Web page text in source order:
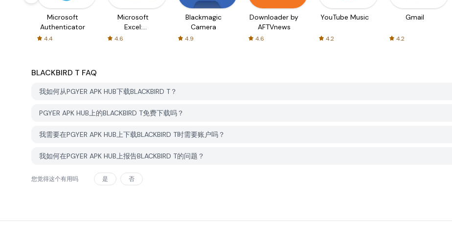
Microsoft
Authenticator
4.4
Microsoft
Excel:
Spreadsheets
4.6
Blackmagic
Camera
4.9
Downloader by
AFTVnews
4.6
YouTube Music
4.2
Gmail
4.2
BLACKBIRD T FAQ
我如何从PGYER APK HUB下载BLACKBIRD T？
PGYER APK HUB上的BLACKBIRD T免费下载吗？
我需要在PGYER APK HUB上下载BLACKBIRD T时需要账户吗？
我如何在PGYER APK HUB上报告BLACKBIRD T的问题？
您觉得这个有用吗 是 否